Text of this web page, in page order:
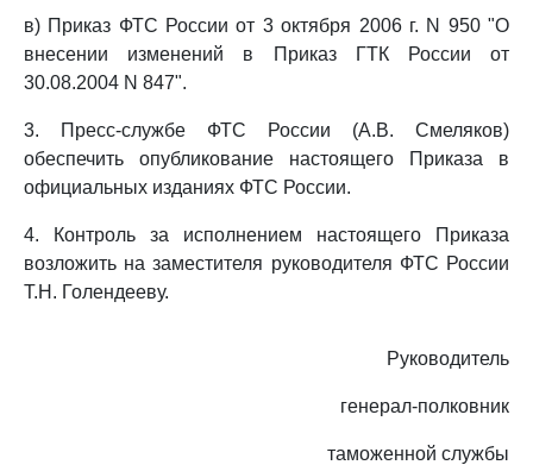
в) Приказ ФТС России от 3 октября 2006 г. N 950 "О
внесении изменений в Приказ ГТК России от
30.08.2004 N 847".
3. Пресс-службе ФТС России (А.В. Смеляков)
обеспечить опубликование настоящего Приказа в
официальных изданиях ФТС России.
4. Контроль за исполнением настоящего Приказа
возложить на заместителя руководителя ФТС России
Т.Н. Голендееву.
Руководитель
генерал-полковник
таможенной службы